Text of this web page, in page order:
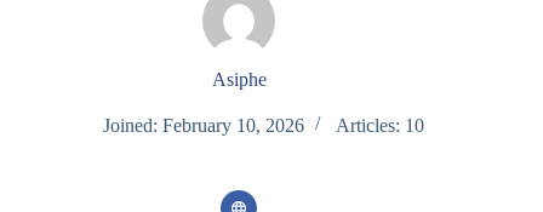
Asiphe
Joined: February 10, 2026 Articles: 10